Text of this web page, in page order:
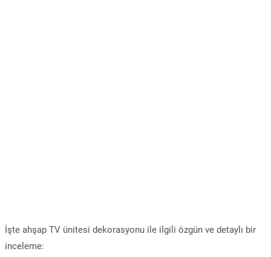
İşte ahşap TV ünitesi dekorasyonu ile ilgili özgün ve detaylı bir
inceleme: